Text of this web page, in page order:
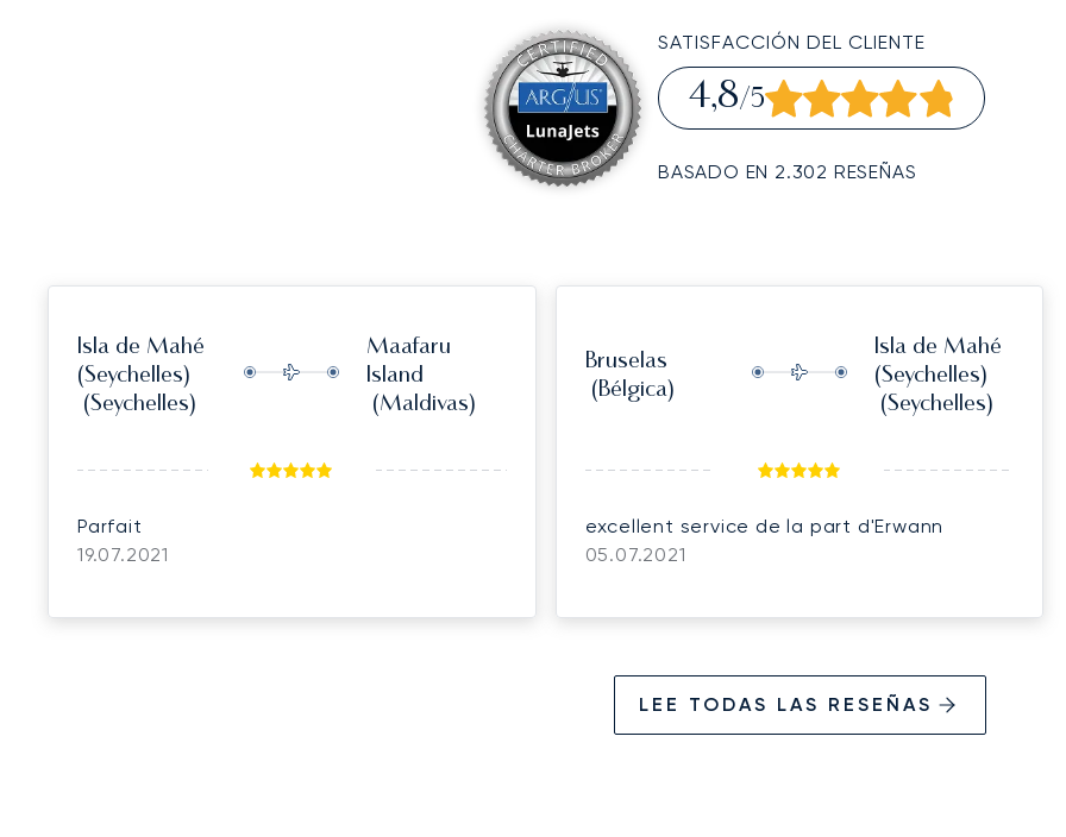
SATISFACCIÓN DEL CLIENTE
4,8/5
BASADO EN 2.302 RESEÑAS
Isla de Mahé
(Seychelles)
(Seychelles)
Maafaru
Island
(Maldivas)
Parfait
19.07.2021
Bruselas
(Bélgica)
Isla de Mahé
(Seychelles)
(Seychelles)
excellent service de la part d'Erwann
05.07.2021
LEE TODAS LAS RESEÑAS